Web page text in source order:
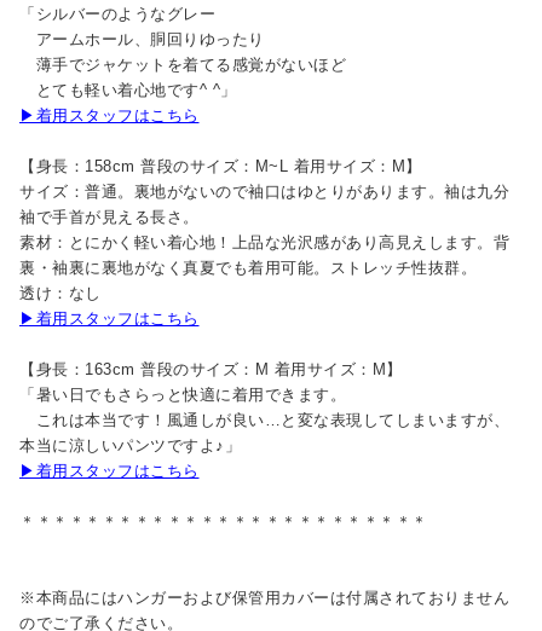
「シルバーのようなグレー
アームホール、胴回りゆったり
薄手でジャケットを着てる感覚がないほど
とても軽い着心地です^ ^」
▶着用スタッフはこちら
【身長：158cm 普段のサイズ：M~L 着用サイズ：M】
サイズ：普通。裏地がないので袖口はゆとりがあります。袖は九分
袖で手首が見える長さ。
素材：とにかく軽い着心地！上品な光沢感があり高見えします。背
裏・袖裏に裏地がなく真夏でも着用可能。ストレッチ性抜群。
透け：なし
▶着用スタッフはこちら
【身長：163cm 普段のサイズ：M 着用サイズ：M】
「暑い日でもさらっと快適に着用できます。
これは本当です！風通しが良い…と変な表現してしまいますが、
本当に涼しいパンツですよ♪」
▶着用スタッフはこちら
＊＊＊＊＊＊＊＊＊＊＊＊＊＊＊＊＊＊＊＊＊＊＊＊＊
※本商品にはハンガーおよび保管用カバーは付属されておりません
のでご了承ください。